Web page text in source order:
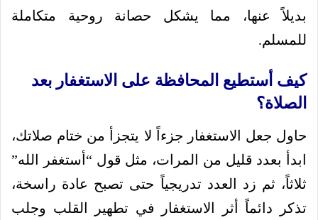
بديلاً عنها، مما يشكل حصانة روحية متكاملة
للمسلم.
كيف أستطيع المحافظة على الاستغفار بعد
الصلاة؟
حاول جعل الاستغفار جزءاً لا يتجزأ من ختام صلاتك،
ابدأ بعدد قليل من المرات، مثل قول “أستغفر الله”
ثلاثاً، ثم زد العدد تدريجياً حتى تصبح عادة راسخة،
تذكر دائماً أثر الاستغفار في تطهير القلب وجلب